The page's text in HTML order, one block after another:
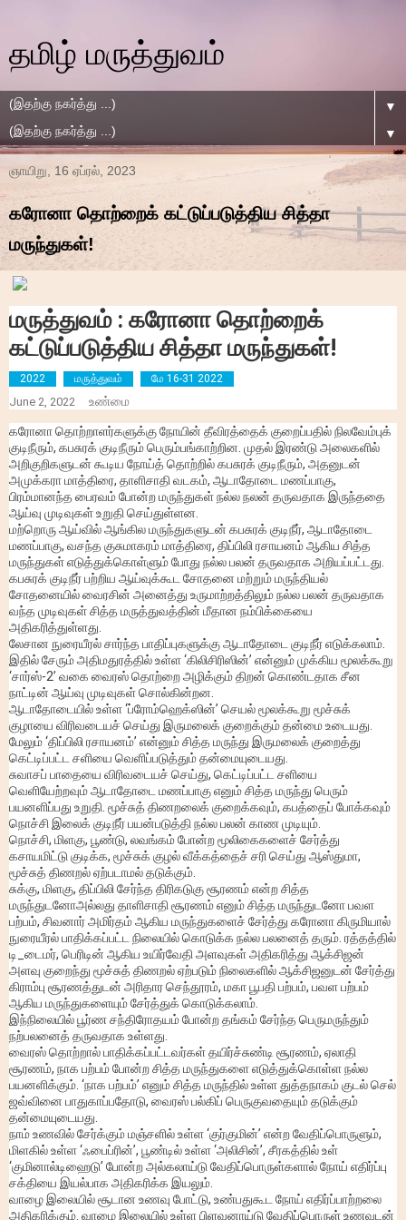
தமிழ் மருத்துவம்
▼
▼
ஞாயிறு, 16 ஏப்ரல், 2023
கரோனா தொற்றைக் கட்டுப்படுத்திய சித்தா
மருந்துகள்!
மருத்துவம் : கரோனா தொற்றைக்
கட்டுப்படுத்திய சித்தா மருந்துகள்!
2022 மருத்துவம் மே 16-31 2022
June 2, 2022 உண்மை
கரோனா தொற்றாளர்களுக்கு நோயின் தீவிரத்தைக் குறைப்பதில் நிலவேம்புக்
குடிநீரும், கபசுரக் குடிநீரும் பெரும்பங்காற்றின. முதல் இரண்டு அலைகளில்
அறிகுறிகளுடன் கூடிய நோய்த் தொற்றில் கபசுரக் குடிநீரும், அதனுடன்
அமுக்கரா மாத்திரை, தாளிசாதி வடகம், ஆடாதோடை மணப்பாகு,
பிரம்மானந்த பைரவம் போன்ற மருந்துகள் நல்ல நலன் தருவதாக இருந்ததை
ஆய்வு முடிவுகள் உறுதி செய்துள்ளன.
மற்றொரு ஆய்வில் ஆங்கில மருந்துகளுடன் கபசுரக் குடிநீர், ஆடாதோடை
மணப்பாகு, வசந்த குசுமாகரம் மாத்திரை, திப்பிலி ரசாயனம் ஆகிய சித்த
மருந்துகள் எடுத்துக்கொள்ளும் போது நல்ல பலன் தருவதாக அறியப்பட்டது.
கபசுரக் குடிநீர் பற்றிய ஆய்வுக்கூட சோதனை மற்றும் மருந்தியல்
சோதனையில் வைரசின் அனைத்து உருமாற்றத்திலும் நல்ல பலன் தருவதாக
வந்த முடிவுகள் சித்த மருத்துவத்தின் மீதான நம்பிக்கையை
அதிகரித்துள்ளது.
லேசான நுரையீரல் சார்ந்த பாதிப்புகளுக்கு ஆடாதோடை குடிநீர் எடுக்கலாம்.
இதில் சேரும் அதிமதுரத்தில் உள்ள ‘கிலிசிரிஸின்’ என்னும் முக்கிய மூலக்கூறு
‘சார்ஸ்-2’ வகை வைரஸ் தொற்றை அழிக்கும் திறன் கொண்டதாக சீன
நாட்டின் ஆய்வு முடிவுகள் சொல்கின்றன.
ஆடாதோடையில் உள்ள ‘ப்ரோம்ஹெக்ஸின்’ செயல் மூலக்கூறு மூச்சுக்
குழாயை விரிவடையச் செய்து இருமலைக் குறைக்கும் தன்மை உடையது.
மேலும் ‘திப்பிலி ரசாயனம்’ என்னும் சித்த மருந்து இருமலைக் குறைத்து
கெட்டிப்பட்ட சளியை வெளிப்படுத்தும் தன்மையுடையது.
சுவாசப் பாதையை விரிவடையச் செய்து, கெட்டிப்பட்ட சளியை
வெளியேற்றவும் ஆடாதோடை மணப்பாகு எனும் சித்த மருந்து பெரும்
பயனளிப்பது உறுதி. மூச்சுத் திணறலைக் குறைக்கவும், கபத்தைப் போக்கவும்
நொச்சி இலைக் குடிநீர் பயன்படுத்தி நல்ல பலன் காண முடியும்.
நொச்சி, மிளகு, பூண்டு, லவங்கம் போன்ற மூலிகைகளைச் சேர்த்து
கசாயமிட்டு குடிக்க, மூச்சுக் குழல் வீக்கத்தைச் சரி செய்து ஆஸ்துமா,
மூச்சுத் திணறல் ஏற்படாமல் தடுக்கும்.
சுக்கு, மிளகு, திப்பிலி சேர்ந்த திரிகடுகு சூரணம் என்ற சித்த
மருந்துடனோஅல்லது தாளிசாதி சூரணம் எனும் சித்த மருந்துடனோ பவள
பற்பம், சிவனார் அமிர்தம் ஆகிய மருந்துகளைச் சேர்த்து கரோனா கிருமியால்
நுரையீரல் பாதிக்கப்பட்ட நிலையில் கொடுக்க நல்ல பலனைத் தரும். ரத்தத்தில்
டி_டைமர், பெரிடின் ஆகிய உயிர்வேதி அளவுகள் அதிகரித்து ஆக்சிஜன்
அளவு குறைந்து மூச்சுத் திணறல் ஏற்படும் நிலைகளில் ஆக்சிஜனுடன் சேர்த்து
கிராம்பு சூரணத்துடன் அரிதார செந்தூரம், மகா பூபதி பற்பம், பவள பற்பம்
ஆகிய மருந்துகளையும் சேர்த்துக் கொடுக்கலாம்.
இந்நிலையில் பூர்ண சந்திரோதயம் போன்ற தங்கம் சேர்ந்த பெருமருந்தும்
நற்பலனைத் தருவதாக உள்ளது.
வைரஸ் தொற்றால் பாதிக்கப்பட்டவர்கள் தயிர்ச்சுண்டி சூரணம், ஏலாதி
சூரணம், நாக பற்பம் போன்ற சித்த மருந்துகளை எடுத்துக்கொள்ள நல்ல
பயனளிக்கும். ‘நாக பற்பம்’ எனும் சித்த மருந்தில் உள்ள துத்தநாகம் குடல் செல்
ஜவ்வினை பாதுகாப்பதோடு, வைரஸ் பல்கிப் பெருகுவதையும் தடுக்கும்
தன்மையுடையது.
நாம் உணவில் சேர்க்கும் மஞ்சளில் உள்ள ‘குர்குமின்’ என்ற வேதிப்பொருளும்,
மிளகில் உள்ள ‘ஃபைப்ரின்’, பூண்டில் உள்ள ‘அலிசின்’, சீரகத்தில் உள்
‘குமினால்டிஹைடு’ போன்ற அல்கலாய்டு வேதிப்பொருள்களால் நோய் எதிர்ப்பு
சக்தியை இயல்பாக அதிகரிக்க இயலும்.
வாழை இலையில் சூடான உணவு போட்டு, உண்பதுகூட நோய் எதிர்ப்பாற்றலை
அதிகரிக்கும். வாழை இலையில் உள்ள பிளவனாய்டு வேதிப்பொருள் உணவுடன்